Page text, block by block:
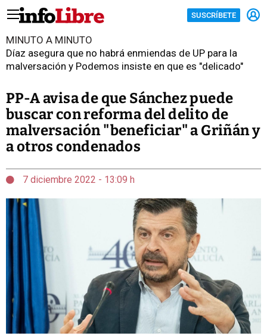
SUSCRÍBETE
MINUTO A MINUTO
Díaz asegura que no habrá enmiendas de UP para la
malversación y Podemos insiste en que es "delicado"
PP-A avisa de que Sánchez puede
buscar con reforma del delito de
malversación "beneficiar" a Griñán y
a otros condenados
7 diciembre 2022 - 13:09 h